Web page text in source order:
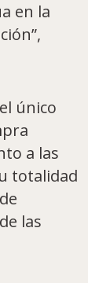
en la
único
a las
totalidad
las